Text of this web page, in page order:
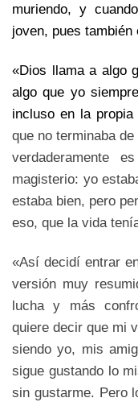
muriendo, y
joven, pues
«Dios llama a algo
algo que yo
incluso en la propia
que no terminaba
verdaderamente
magisterio: yo
estaba bien, pero
eso, que la vida
«Así decidí entrar
versión muy
lucha y más
quiere decir que mi
siendo yo, mis
sigue gustando lo
sin gustarme. Pero